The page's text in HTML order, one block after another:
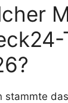
stammte